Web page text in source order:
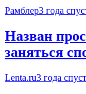
Рамблер3 года
Назван
заняться
Lenta.ru3 года